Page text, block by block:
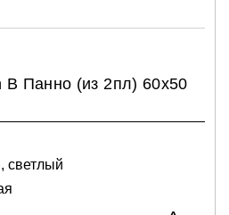
В Панно (из 2пл) 60х50
светлый